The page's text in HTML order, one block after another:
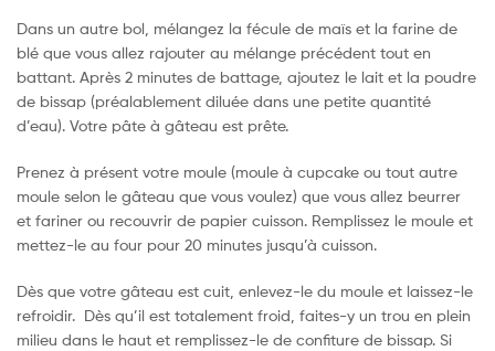
Dans un autre bol, mélangez la fécule de maïs et la farine de
blé que vous allez rajouter au mélange précédent tout en
battant. Après 2 minutes de battage, ajoutez le lait et la poudre
de bissap (préalablement diluée dans une petite quantité
d’eau). Votre pâte à gâteau est prête.
Prenez à présent votre moule (moule à cupcake ou tout autre
moule selon le gâteau que vous voulez) que vous allez beurrer
et fariner ou recouvrir de papier cuisson. Remplissez le moule et
mettez-le au four pour 20 minutes jusqu’à cuisson.
Dès que votre gâteau est cuit, enlevez-le du moule et laissez-le
refroidir. Dès qu’il est totalement froid, faites-y un trou en plein
milieu dans le haut et remplissez-le de confiture de bissap. Si